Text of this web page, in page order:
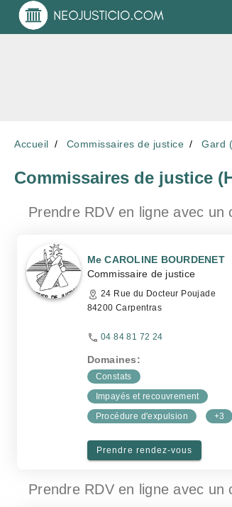
Accueil Commissaires de justice Gard
Commissaires de justice
Prendre RDV en ligne avec un
Me CAROLINE BOURDENET
Commissaire de justice
24 Rue du Docteur Poujade
84200 Carpentras
04 84 81 72 24
Domaines:
Constats
Impayés et recouvrement
Procédure d'expulsion
+3
Prendre rendez-vous
Prendre RDV en ligne avec un